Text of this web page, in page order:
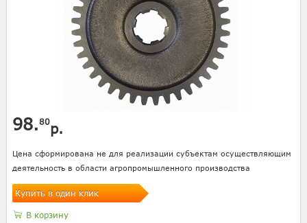
98.80р.
Цена сформирована не для реализации субъектам осуществляющим
деятельность в области агропромышленного производства
Купить в один клик
В корзину